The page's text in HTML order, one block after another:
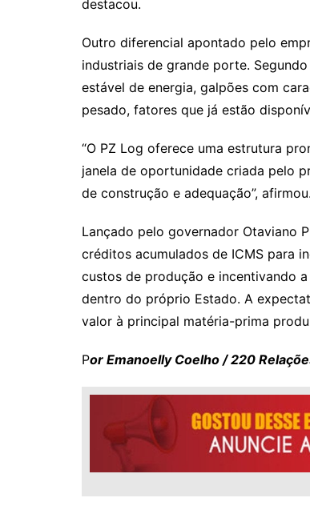
destacou.
Outro diferencial apontado pelo
industriais de grande porte.
estável de energia, galpões com
pesado, fatores que já estão
“O PZ Log oferece uma estrutura
janela de oportunidade criada pelo
de construção e adequação”, afirmou.
Lançado pelo governador Otaviano
créditos acumulados de ICMS para
custos de produção e incentivando
dentro do próprio Estado. A
valor à principal matéria-prima
Por Emanoelly Coelho / 220